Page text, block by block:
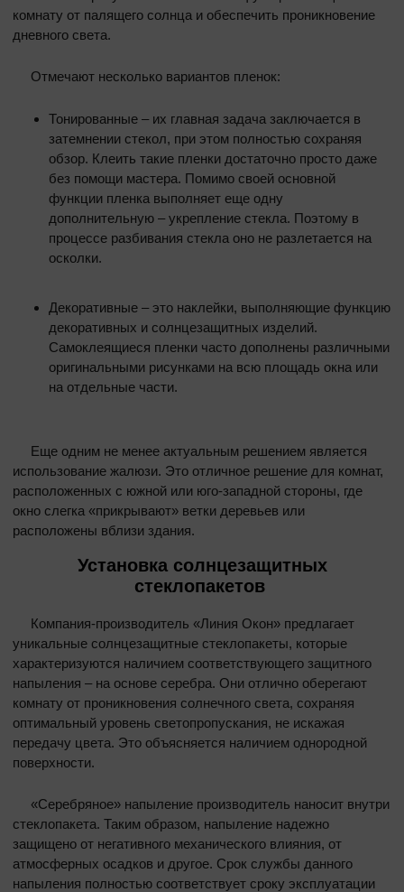
комнату от палящего солнца и обеспечить проникновение
дневного света.
Отмечают несколько вариантов пленок:
Тонированные – их главная задача заключается в
затемнении стекол, при этом полностью сохраняя
обзор. Клеить такие пленки достаточно просто даже
без помощи мастера. Помимо своей основной
функции пленка выполняет еще одну
дополнительную – укрепление стекла. Поэтому в
процессе разбивания стекла оно не разлетается на
осколки.
Декоративные – это наклейки, выполняющие функцию
декоративных и солнцезащитных изделий.
Самоклеящиеся пленки часто дополнены различными
оригинальными рисунками на всю площадь окна или
на отдельные части.
Еще одним не менее актуальным решением является
использование жалюзи. Это отличное решение для комнат,
расположенных с южной или юго-западной стороны, где
окно слегка «прикрывают» ветки деревьев или
расположены вблизи здания.
Установка солнцезащитных
стеклопакетов
Компания-производитель «Линия Окон» предлагает
уникальные солнцезащитные стеклопакеты, которые
характеризуются наличием соответствующего защитного
напыления – на основе серебра. Они отлично оберегают
комнату от проникновения солнечного света, сохраняя
оптимальный уровень светопропускания, не искажая
передачу цвета. Это объясняется наличием однородной
поверхности.
«Серебряное» напыление производитель наносит внутри
стеклопакета. Таким образом, напыление надежно
защищено от негативного механического влияния, от
атмосферных осадков и другое. Срок службы данного
напыления полностью соответствует сроку эксплуатации